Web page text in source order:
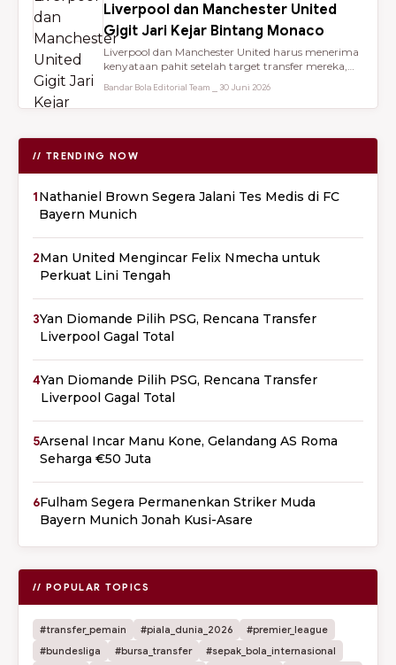
Liverpool dan Manchester United
Gigit Jari Kejar Bintang Monaco
Liverpool dan Manchester United harus menerima
kenyataan pahit setelah target transfer mereka,
Bandar Bola Editorial Team ⎯ 30 Juni 2026
// TRENDING NOW
1Nathaniel Brown Segera Jalani Tes Medis di FC
Bayern Munich
2Man United Mengincar Felix Nmecha untuk
Perkuat Lini Tengah
3Yan Diomande Pilih PSG, Rencana Transfer
Liverpool Gagal Total
4Yan Diomande Pilih PSG, Rencana Transfer
Liverpool Gagal Total
5Arsenal Incar Manu Kone, Gelandang AS Roma
Seharga €50 Juta
6Fulham Segera Permanenkan Striker Muda
Bayern Munich Jonah Kusi-Asare
// POPULAR TOPICS
#transfer_pemain #piala_dunia_2026
#premier_league
#bundesliga
#bursa_transfer
#sepak_bola_internasional